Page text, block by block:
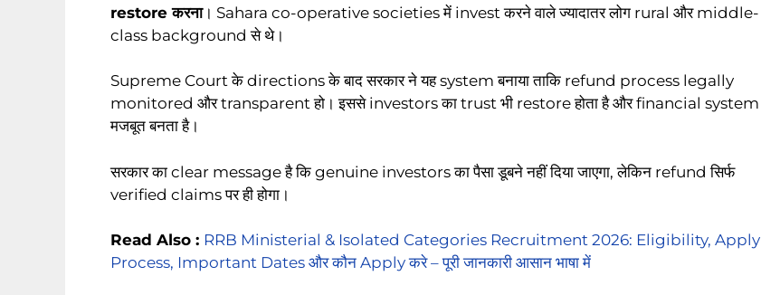
restore करना। Sahara co-operative societies में invest करने वाले ज्यादातर लोग rural और middle-
class background से थे।
Supreme Court के directions के बाद सरकार ने यह system बनाया ताकि refund process legally
monitored और transparent हो। इससे investors का trust भी restore होता है और financial system
मजबूत बनता है।
सरकार का clear message है कि genuine investors का पैसा डूबने नहीं दिया जाएगा, लेकिन refund सिर्फ
verified claims पर ही होगा।
Read Also : RRB Ministerial & Isolated Categories Recruitment 2026: Eligibility, Apply
Process, Important Dates और कौन Apply करे – पूरी जानकारी आसान भाषा में